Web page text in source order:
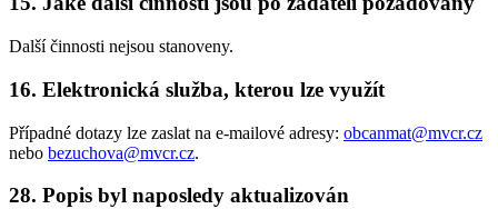
Další činnosti nejsou stanoveny.
16. Elektronická služba, kterou lze využít
Případné dotazy lze zaslat na e-mailové adresy: obcanmat@mvcr.cz
nebo bezuchova@mvcr.cz.
28. Popis byl naposledy aktualizován